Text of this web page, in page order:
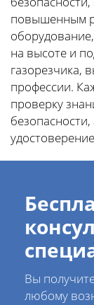
повышенным
на высоте и
газорезчика,
профессии.
проверку
Вы
любому